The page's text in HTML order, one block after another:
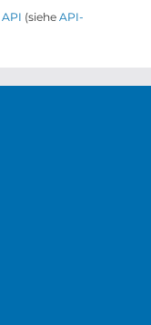
API (siehe API-